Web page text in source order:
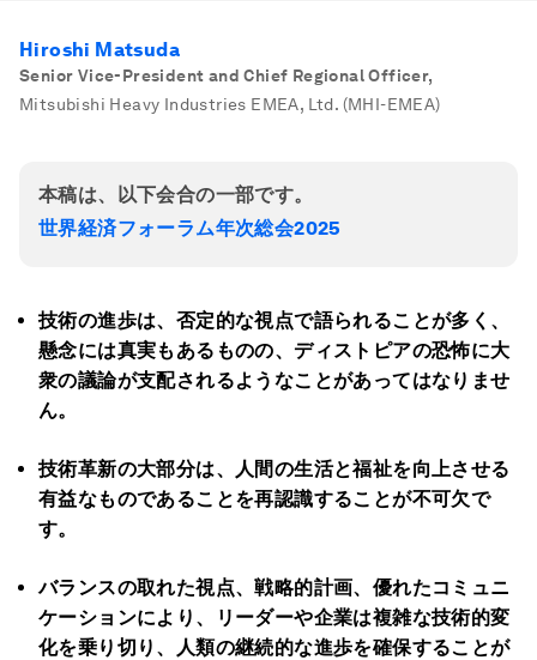
Hiroshi Matsuda
Senior Vice-President and Chief Regional Officer,
Mitsubishi Heavy Industries EMEA, Ltd. (MHI-EMEA)
本稿は、以下会合の一部です。
世界経済フォーラム年次総会2025
技術の進歩は、否定的な視点で語られることが多く、
懸念には真実もあるものの、ディストピアの恐怖に大
衆の議論が支配されるようなことがあってはなりませ
ん。
技術革新の大部分は、人間の生活と福祉を向上させる
有益なものであることを再認識することが不可欠で
す。
バランスの取れた視点、戦略的計画、優れたコミュニ
ケーションにより、リーダーや企業は複雑な技術的変
化を乗り切り、人類の継続的な進歩を確保することが